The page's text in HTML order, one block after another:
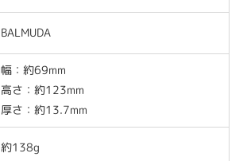
BALMUDA
幅：約69mm
高さ：約123mm
厚さ：約13.7mm
約138g